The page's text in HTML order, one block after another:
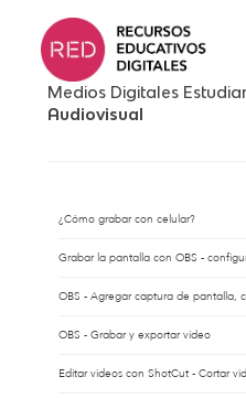
Saltar
contenido.
Medios Digitales
Audiovisual
¿Cómo grabar con celular?
Grabar la pantalla con OBS -
OBS - Agregar captura de pantalla,
OBS - Grabar y exportar vídeo
Editar videos con ShotCut - Cortar